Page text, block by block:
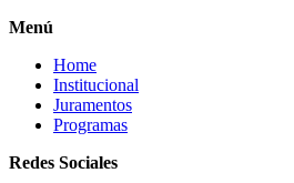
Menú
Home
Institucional
Juramentos
Programas
Redes Sociales